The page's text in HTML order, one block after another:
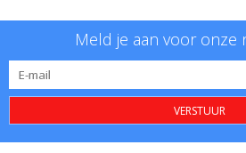
Meld je aan voor onze
VERSTUUR